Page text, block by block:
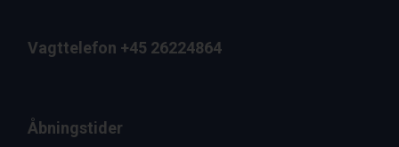
Vagttelefon +45 26224864
Åbningstider